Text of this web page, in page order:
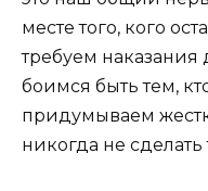
месте того, кого
требуем наказания
боимся быть тем,
придумываем
никогда не